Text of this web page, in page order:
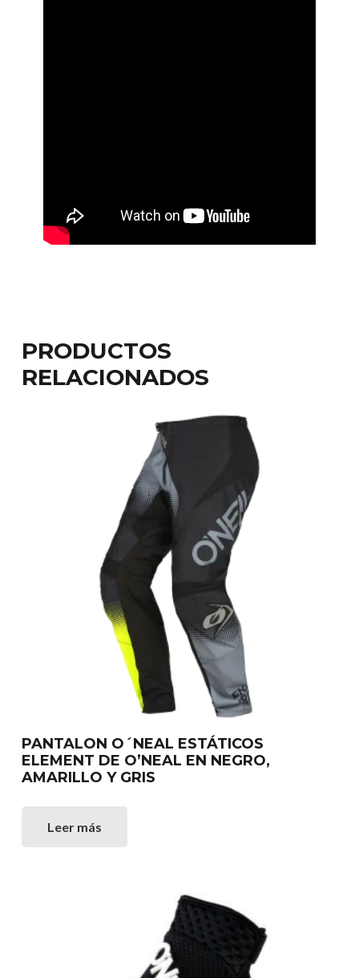
PRODUCTOS
RELACIONADOS
PANTALON O´NEAL ESTÁTICOS
ELEMENT DE O’NEAL EN NEGRO,
AMARILLO Y GRIS
Leer más